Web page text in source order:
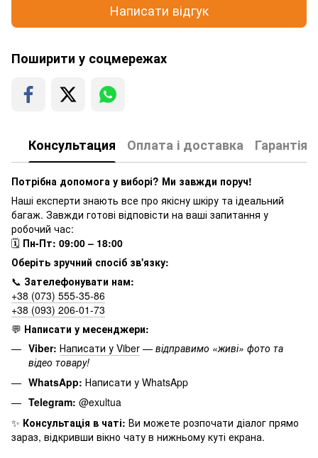
Написати відгук
Поширити у соцмережах
Консультация Оплата і доставка Гарантія
Потрібна допомога у виборі? Ми завжди поруч!
Наші експерти знають все про якісну шкіру та ідеальний
багаж. Завжди готові відповісти на ваші запитання у
робочий час:
🗓 Пн-Пт: 09:00 – 18:00
Оберіть зручний спосіб зв'язку:
📞 Зателефонувати нам:
+38 (073) 555-35-86
+38 (093) 206-01-73
💬 Написати у месенджери:
Viber: Написати у Viber — відправимо «живі» фото та
відео товару!
WhatsApp: Написати у WhatsApp
Telegram: @exultua
✨ Консультація в чаті: Ви можете розпочати діалог прямо
зараз, відкривши вікно чату в нижньому куті екрана.